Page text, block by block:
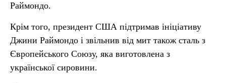
Раймондо.
Крім того, президент США підтримав ініціативу
Джини Раймондо і звільнив від мит також сталь з
Європейського Союзу, яка виготовлена з
української сировини.